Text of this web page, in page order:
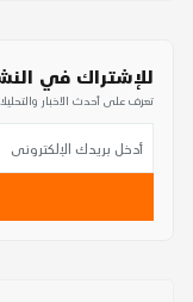
للإشتراك في
تعرف على أحدث الأخبار